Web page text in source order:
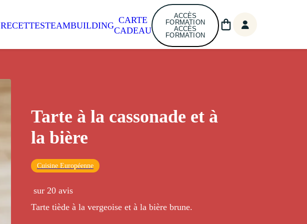
RECETTESTEAMBUILDING
CARTE
CADEAU
ACCÈS
FORMATION
ACCÈS
FORMATION
Tarte à la cassonade et à
la bière
Cuisine Européenne
sur 20 avis
Tarte tiède à la vergeoise et à la bière brune.